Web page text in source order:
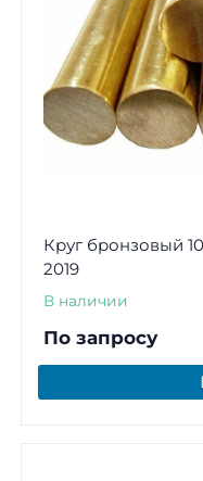
Круг бронзовый
2019
В наличии
По запросу